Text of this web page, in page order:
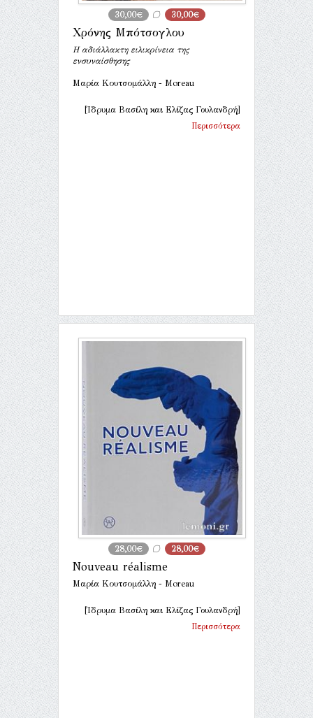
30,00€ 30,00€
Χρόνης Μπότσογλου
Η αδιάλλακτη ειλικρίνεια της
ενσυναίσθησης
Μαρία Κουτσομάλλη - Moreau
[Ίδρυμα Βασίλη και Ελίζας Γουλανδρή]
Περισσότερα
28,00€ 28,00€
Nouveau réalisme
Μαρία Κουτσομάλλη - Moreau
[Ίδρυμα Βασίλη και Ελίζας Γουλανδρή]
Περισσότερα